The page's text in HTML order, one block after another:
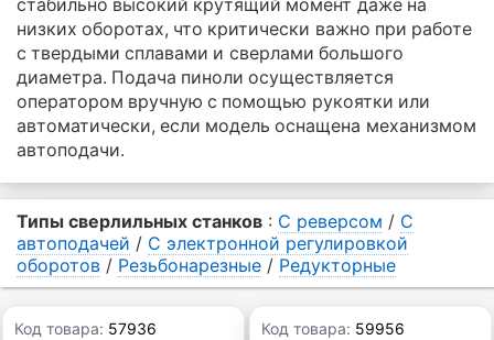
стабильно высокий крутящий момент даже на
низких оборотах, что критически важно при работе
с твердыми сплавами и сверлами большого
диаметра. Подача пиноли осуществляется
оператором вручную с помощью рукоятки или
автоматически, если модель оснащена механизмом
автоподачи.
Типы сверлильных станков : С реверсом / С
автоподачей / С электронной регулировкой
оборотов / Резьбонарезные / Редукторные
Код товара: 57936 Код товара: 59956